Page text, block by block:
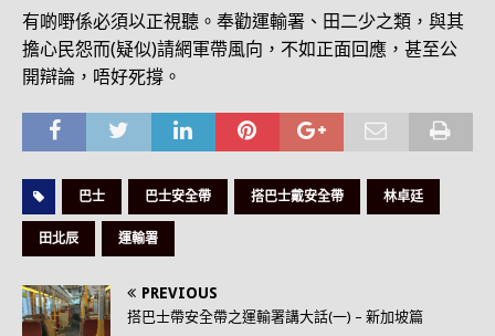
有啲嘢係必須以正視聽。奉勸運輸署、田二少之類，與其
擔心民怨而(疑似)請網軍帶風向，不如正面回應，甚至公
開辯論，唔好死撐。
巴士 巴士安全帶 搭巴士戴安全帶 林卓廷
田北辰 運輸署
PREVIOUS
搭巴士帶安全帶之運輸署講大話(一) – 新加坡篇